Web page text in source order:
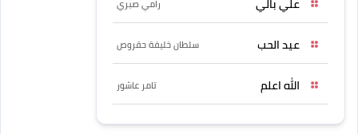
علي بالي رامي صبري
عيد الحب سلطان خليفة حقروص
الله اعلم تامر عاشور